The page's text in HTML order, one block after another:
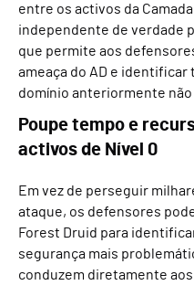
entre os activos da
independente de verdade
que permite aos
ameaça do AD e
domínio anteriormente não
Poupe tempo e
activos de Nível 0
Em vez de perseguir
ataque, os defensores
Forest Druid para
segurança mais
conduzem diretamente